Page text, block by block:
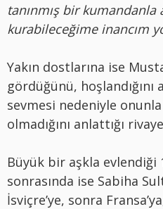
tanınmış bir kumandanla
kurabileceğime inancım
Yakın dostlarına ise
gördüğünü, hoşlandığını
sevmesi nedeniyle
olmadığını anlattığı
Büyük bir aşkla evlendiği
sonrasında ise Sabiha
İsviçre’ye, sonra